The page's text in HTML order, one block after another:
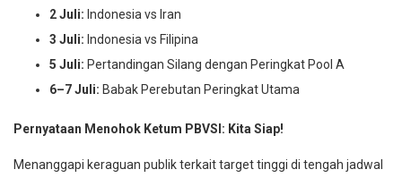
2 Juli: Indonesia vs Iran
3 Juli: Indonesia vs Filipina
5 Juli: Pertandingan Silang dengan Peringkat Pool A
6–7 Juli: Babak Perebutan Peringkat Utama
Pernyataan Menohok Ketum PBVSI: Kita Siap!
Menanggapi keraguan publik terkait target tinggi di tengah jadwal